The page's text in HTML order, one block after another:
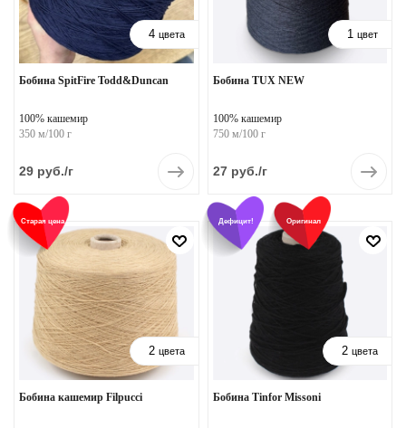
4 цвета
Бобина SpitFire Todd&Duncan
100% кашемир
350 м/100 г
29 руб./г
1 цвет
Бобина TUX NEW
100% кашемир
750 м/100 г
27руб./г
Старая цена
2 цвета
Бобина кашемир Filpucci
Дефицит! Оригинал
2 цвета
Бобина Tinfor Missoni